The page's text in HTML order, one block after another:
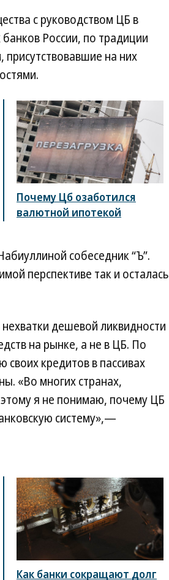
с руководством ЦБ в
России, по традиции
на них
Почему Цб озаботился
валютной ипотекой
собеседник “Ъ”.
перспективе так и осталась
дешевой ликвидности
на рынке, а не в ЦБ. По
кредитов в пассивах
«Во многих странах,
я не понимаю, почему ЦБ
систему»,—
Как банки сокращают долг